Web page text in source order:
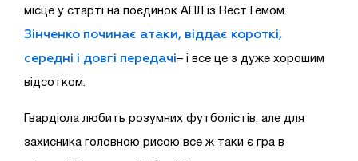
місце у старті на поєдинок АПЛ із Вест Гемом.
Зінченко починає атаки, віддає короткі,
середні і довгі передачі– і все це з дуже хорошим
відсотком.
Гвардіола любить розумних футболістів, але для
захисника головною рисою все ж таки є гра в